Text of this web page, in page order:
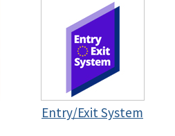
Entry/Exit System